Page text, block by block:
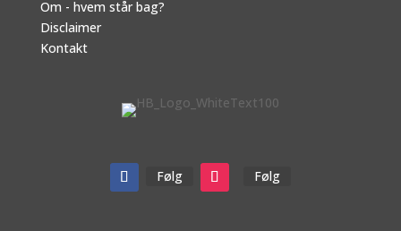
Om - hvem står bag?
Disclaimer
Kontakt
Følg Følg